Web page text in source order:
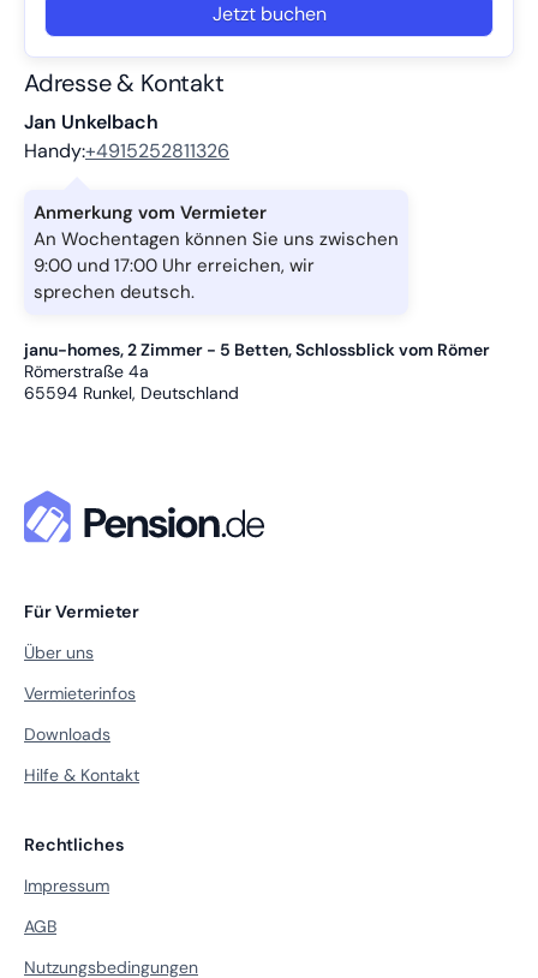
Jetzt buchen
Adresse & Kontakt
Jan Unkelbach
Handy:+4915252811326
Anmerkung vom Vermieter
An Wochentagen können Sie uns zwischen
9:00 und 17:00 Uhr erreichen, wir
sprechen deutsch.
janu-homes, 2 Zimmer - 5 Betten, Schlossblick vom Römer
Römerstraße 4a
65594 Runkel, Deutschland
Für Vermieter
Über uns
Vermieterinfos
Downloads
Hilfe & Kontakt
Rechtliches
Impressum
AGB
Nutzungsbedingungen